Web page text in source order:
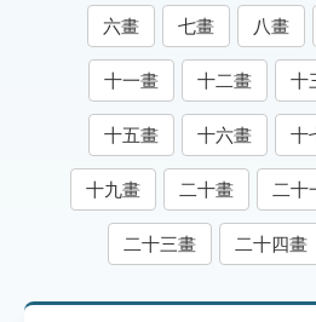
知識索引
單字索引
生命大百科索引
遊戲專區
貓頭鷹博士
六畫 七畫 八畫
十一畫 十二畫 十
十五畫 十六畫 十
十九畫 二十畫 二十
二十三畫 二十四畫